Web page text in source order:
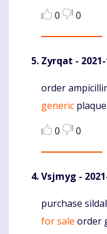
0
0
Zyrqat -
Komentaras
order
generic
0
0
Vsjmyg -
Komentaras
purchase
for sale order